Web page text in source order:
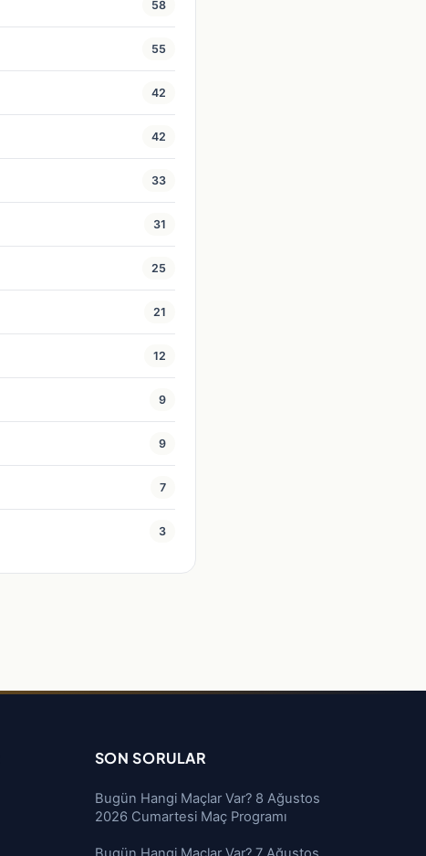
58
55
42
42
33
31
25
21
12
9
9
7
3
SON SORULAR
Bugün Hangi Maçlar Var? 8 Ağustos
2026 Cumartesi Maç Programı